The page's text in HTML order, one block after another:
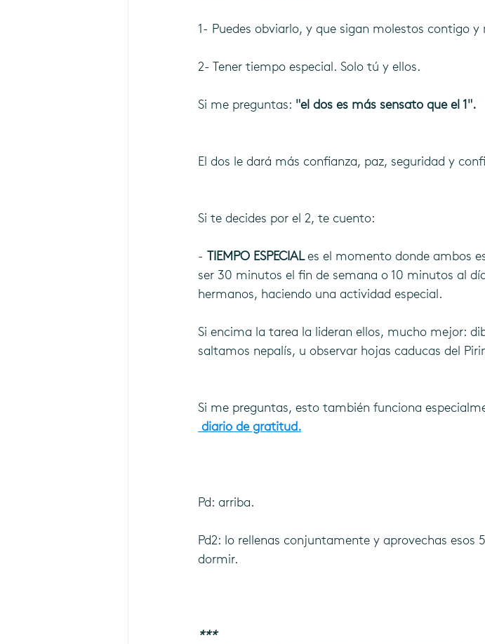
1- Puedes obviarlo, y que sigan molestos contigo y
2- Tener tiempo especial. Solo tú y ellos.
Si me preguntas: "el dos es más sensato que el 1".
El dos le dará más confianza, paz, seguridad y
Si te decides por el 2, te cuento:
- TIEMPO ESPECIAL es el momento donde ambos
ser 30 minutos el fin de semana o 10 minutos al
hermanos, haciendo una actividad especial.
Si encima la tarea la lideran ellos, mucho mejor:
saltamos nepalís, u observar hojas caducas del
Si me preguntas, esto también funciona
diario de gratitud.
Pd: arriba.
Pd2: lo rellenas conjuntamente y aprovechas
dormir.
***